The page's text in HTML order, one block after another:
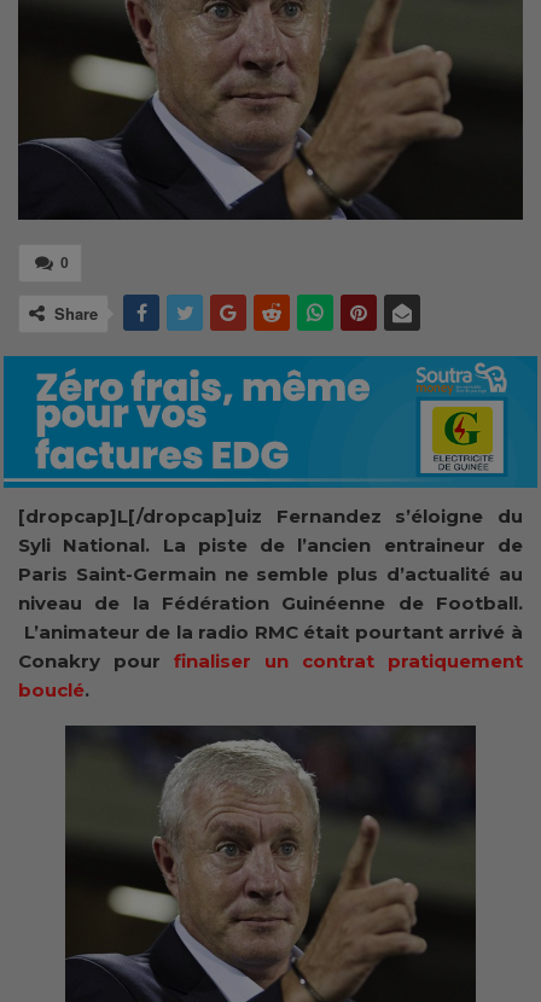
0
Share
[dropcap]L[/dropcap]uiz Fernandez s’éloigne du
Syli National. La piste de l’ancien entraineur de
Paris Saint-Germain ne semble plus d’actualité au
niveau de la Fédération Guinéenne de Football.
L’animateur de la radio RMC était pourtant arrivé à
Conakry pour finaliser un contrat pratiquement
bouclé.